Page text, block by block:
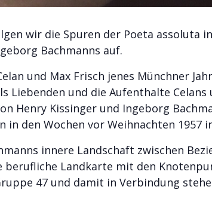
wir die Spuren der Poeta assoluta
Bachmanns auf.
und Max Frisch jenes Münchner
Liebenden und die Aufenthalte Celans
Henry Kissinger und Ingeborg
in den Wochen vor Weihnachten 1957
innere Landschaft zwischen
berufliche Landkarte mit den
47 und damit in Verbindung